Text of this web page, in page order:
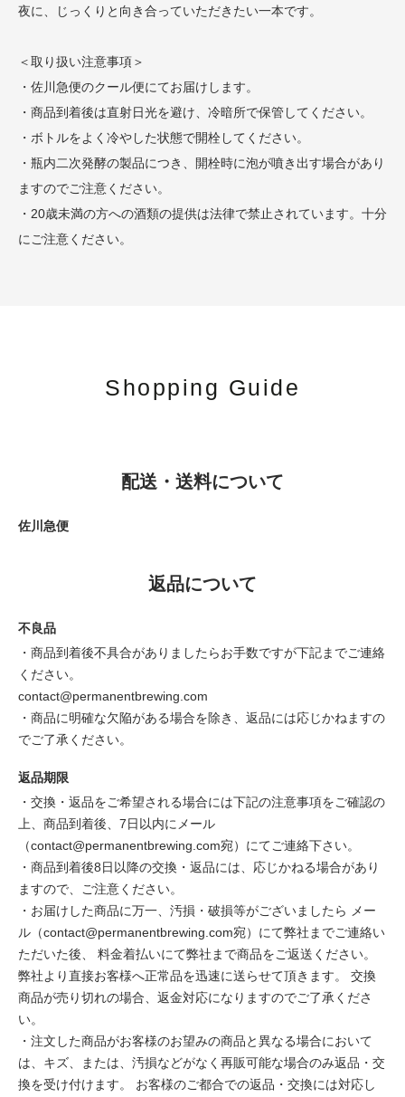
夜に、じっくりと向き合っていただきたい一本です。
＜取り扱い注意事項＞
・佐川急便のクール便にてお届けします。
・商品到着後は直射日光を避け、冷暗所で保管してください。
・ボトルをよく冷やした状態で開栓してください。
・瓶内二次発酵の製品につき、開栓時に泡が噴き出す場合があり
ますのでご注意ください。
・20歳未満の方への酒類の提供は法律で禁止されています。十分
にご注意ください。
Shopping Guide
配送・送料について
佐川急便
返品について
不良品
・商品到着後不具合がありましたらお手数ですが下記までご連絡
ください。
contact@permanentbrewing.com
・商品に明確な欠陥がある場合を除き、返品には応じかねますの
でご了承ください。
返品期限
・交換・返品をご希望される場合には下記の注意事項をご確認の
上、商品到着後、7日以内にメール
（contact@permanentbrewing.com宛）にてご連絡下さい。
・商品到着後8日以降の交換・返品には、応じかねる場合があり
ますので、ご注意ください。
・お届けした商品に万一、汚損・破損等がございましたら メー
ル（contact@permanentbrewing.com宛）にて弊社までご連絡い
ただいた後、 料金着払いにて弊社まで商品をご返送ください。
弊社より直接お客様へ正常品を迅速に送らせて頂きます。 交換
商品が売り切れの場合、返金対応になりますのでご了承くださ
い。
・注文した商品がお客様のお望みの商品と異なる場合において
は、キズ、または、汚損などがなく再販可能な場合のみ返品・交
換を受け付けます。 お客様のご都合での返品・交換には対応し